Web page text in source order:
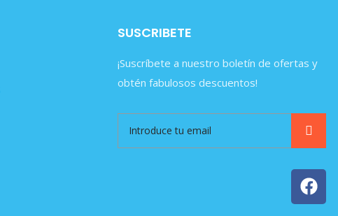
SUSCRIBETE
¡Suscríbete a nuestro boletín de ofertas y
obtén fabulosos descuentos!